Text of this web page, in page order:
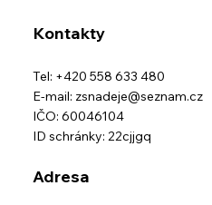
Základní škola speciální
Kontakty
Tel: +420 558 633 480
IČO: 60046104